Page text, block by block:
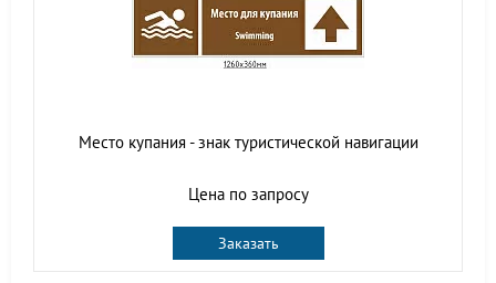
Место купания - знак туристической навигации
Цена по запросу
Заказать